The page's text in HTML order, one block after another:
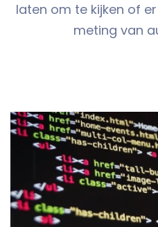
laten om te kijken of
meting van